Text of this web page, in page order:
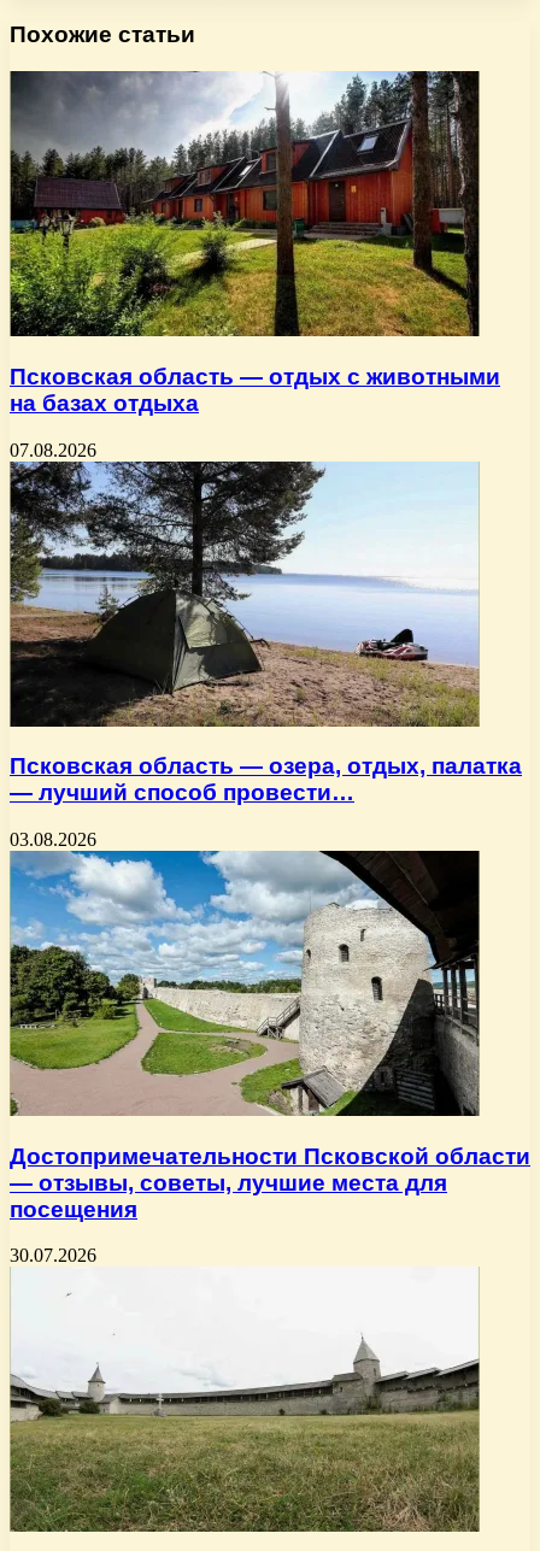
Похожие статьи
Псковская область — отдых с животными
на базах отдыха
07.08.2026
Псковская область — озера, отдых, палатка
— лучший способ провести…
03.08.2026
Достопримечательности Псковской области
— отзывы, советы, лучшие места для
посещения
30.07.2026